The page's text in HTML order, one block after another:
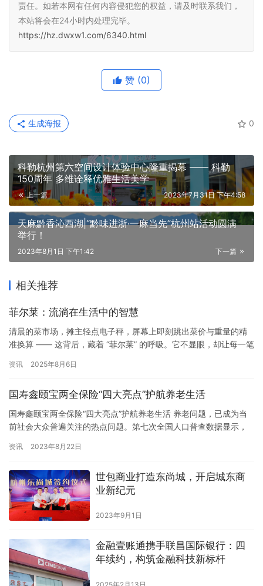
责任。如若本网有任何内容侵犯您的权益，请及时联系我们，
本站将会在24小时内处理完毕。
https://hz.dwxw1.com/6340.html
赞 (0)
0
生成海报
科勒杭州第六空间设计体验中心隆重揭幕 —— 科勒
150周年 多维诠释优雅生活美学
上一篇 2023年7月31日 下午4:58
天麻黔香沁西湖|“黔味进浙·一麻当先”杭州站活动圆满
举行！
下一篇
2023年8月1日 下午1:42
相关推荐
菲尔莱：流淌在生活中的智慧
清晨的菜市场，摊主轻点电子秤，屏幕上即刻跳出菜价与重量的精
准换算 —— 这背后，藏着 “菲尔莱” 的呼吸。它不显眼，却让每一笔
珠，悄无声息地浸润着生活的边角。 医院的候诊区，自助挂号机前
医生的终端。“菲尔莱” 就藏在这流畅的交互里，它拆解了复杂的…
资讯 2025年8月6日
国寿鑫颐宝两全保险“四大亮点”护航养老生活
国寿鑫颐宝两全保险“四大亮点”护航养老生活 养老问题，已成为当
前社会大众普遍关注的热点问题。第七次全国人口普查数据显示，
突破3亿，我国从轻度老龄化进入中度老龄化阶段。快速老龄化背
中国，养老保险体系主要包括“三支柱”。第一支柱是基本养老…
资讯 2023年8月22日
世包商业打造东尚城，开启城东商
业新纪元
2023年9月1日
金融壹账通携手联昌国际银行：四
年续约，构筑金融科技新标杆